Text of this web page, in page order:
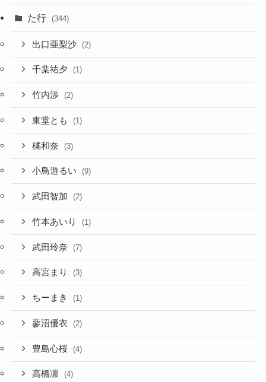
た行 (344)
出口亜梨沙 (2)
千葉祐夕 (1)
竹内渉 (2)
東堂とも (1)
橘和奈 (3)
小鳥遊るい (9)
武田智加 (2)
竹本あいり (1)
武田玲奈 (7)
高宮まり (3)
ちーまき (1)
蓼沼優衣 (2)
豊島心桜 (4)
高橋凛 (4)